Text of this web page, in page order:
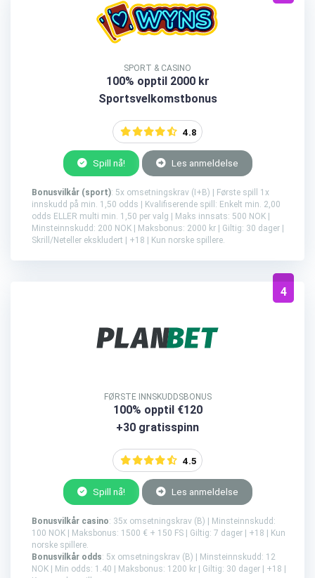
SPORT & CASINO
100% opptil 2000 kr
Sportsvelkomstbonus
4.8
Spill nå! Les anmeldelse
Bonusvilkår (sport): 5x omsetningskrav (I+B) | Første spill 1x
innskudd på min. 1,50 odds | Kvalifiserende spill: Enkelt min. 2,00
odds ELLER multi min. 1,50 per valg | Maks innsats: 500 NOK |
Minsteinnskudd: 200 NOK | Maksbonus: 2000 kr | Giltig: 30 dager |
Skrill/Neteller ekskludert | +18 | Kun norske spillere.
4
FØRSTE INNSKUDDSBONUS
100% opptil €120
+30 gratisspinn
4.5
Spill nå! Les anmeldelse
Bonusvilkår casino: 35x omsetningskrav (B) | Minsteinnskudd:
100 NOK | Maksbonus: 1500 € + 150 FS | Giltig: 7 dager | +18 | Kun
norske spillere.
Bonusvilkår odds: 5x omsetningskrav (B) | Minsteinnskudd: 12
NOK | Min odds: 1.40 | Maksbonus: 1200 kr | Giltig: 30 dager | +18 |